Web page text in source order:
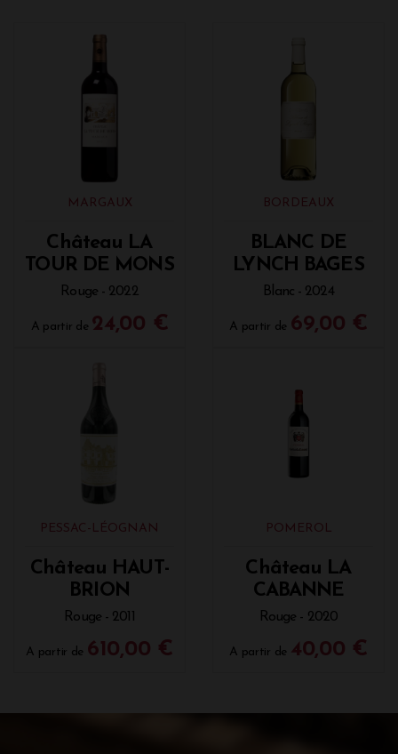
MARGAUX
Château LA
TOUR DE MONS
Rouge - 2022
A partir de 24,00 €
BORDEAUX
BLANC DE
LYNCH BAGES
Blanc - 2024
A partir de 69,00 €
PESSAC-LÉOGNAN
Château HAUT-
BRION
Rouge - 2011
A partir de 610,00 €
POMEROL
Château LA
CABANNE
Rouge - 2020
A partir de 40,00 €